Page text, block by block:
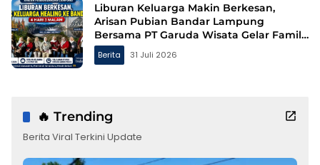
Liburan Keluarga Makin Berkesan,
Arisan Pubian Bandar Lampung
Bersama PT Garuda Wisata Gelar Family
Gathering ke Bandung
Berita 31 Juli 2026
🔥 Trending
Berita Viral Terkini Update